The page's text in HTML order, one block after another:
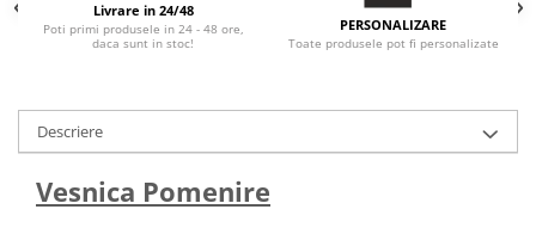
Livrare in 24/48
Poti primi produsele in 24 - 48 ore,
daca sunt in stoc!
PERSONALIZARE
Toate produsele pot fi personalizate
Descriere
Vesnica Pomenire